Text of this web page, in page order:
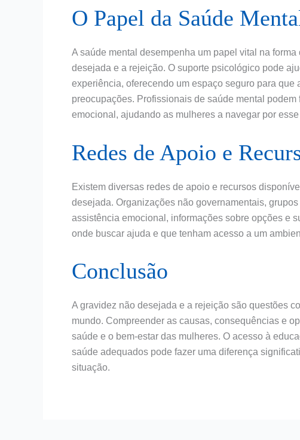
O Papel da Saúde
A saúde mental desempenha um papel vital na
desejada e a rejeição. O suporte psicológico pode
experiência, oferecendo um espaço seguro para que
preocupações. Profissionais de saúde mental
emocional, ajudando as mulheres a navegar por
Redes de Apoio e
Existem diversas redes de apoio e recursos
desejada. Organizações não governamentais,
assistência emocional, informações sobre opções e
onde buscar ajuda e que tenham acesso a um
Conclusão
A gravidez não desejada e a rejeição são questões
mundo. Compreender as causas, consequências e
saúde e o bem-estar das mulheres. O acesso à
saúde adequados pode fazer uma diferença
situação.